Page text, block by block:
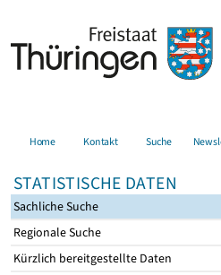
Home Kontakt Suche
STATISTISCHE DATEN
Sachliche Suche
Regionale Suche
Kürzlich bereitgestellte Daten